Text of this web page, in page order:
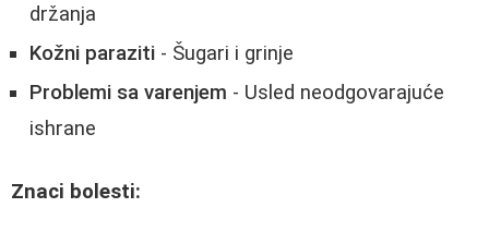
držanja
Kožni paraziti - Šugari i grinje
Problemi sa varenjem - Usled neodgovarajuće
ishrane
Znaci bolesti: